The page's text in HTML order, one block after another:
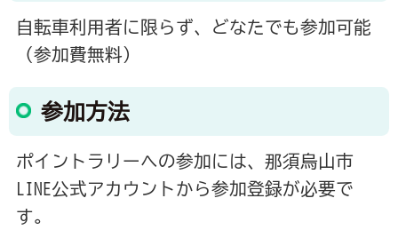
自転車利用者に限らず、どなたでも参加可能
（参加費無料）
参加方法
ポイントラリーへの参加には、那須烏山市
LINE公式アカウントから参加登録が必要で
す。